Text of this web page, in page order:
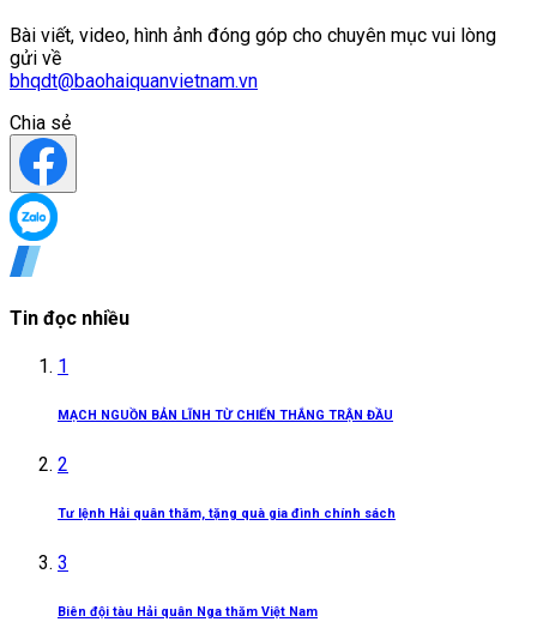
Bài viết, video, hình ảnh đóng góp cho chuyên mục vui lòng
gửi về
bhqdt@baohaiquanvietnam.vn
Chia sẻ
Tin đọc nhiều
1
MẠCH NGUỒN BẢN LĨNH TỪ CHIẾN THẮNG TRẬN ĐẦU
2
Tư lệnh Hải quân thăm, tặng quà gia đình chính sách
3
Biên đội tàu Hải quân Nga thăm Việt Nam